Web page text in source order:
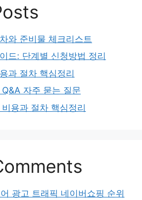
와 준비물 체크리스트
드: 단계별 신청방법 정리
과 절차 핵심정리
자주 묻는 질문
용과 절차 핵심정리
광고 트래픽 네이버쇼핑 순위